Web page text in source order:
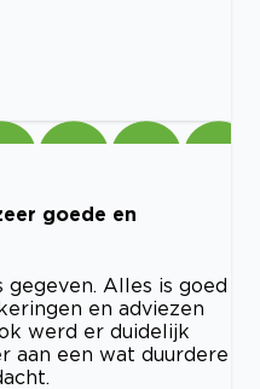
goede en
Alles is goed
en adviezen
werd er duidelijk
aan een wat duurdere